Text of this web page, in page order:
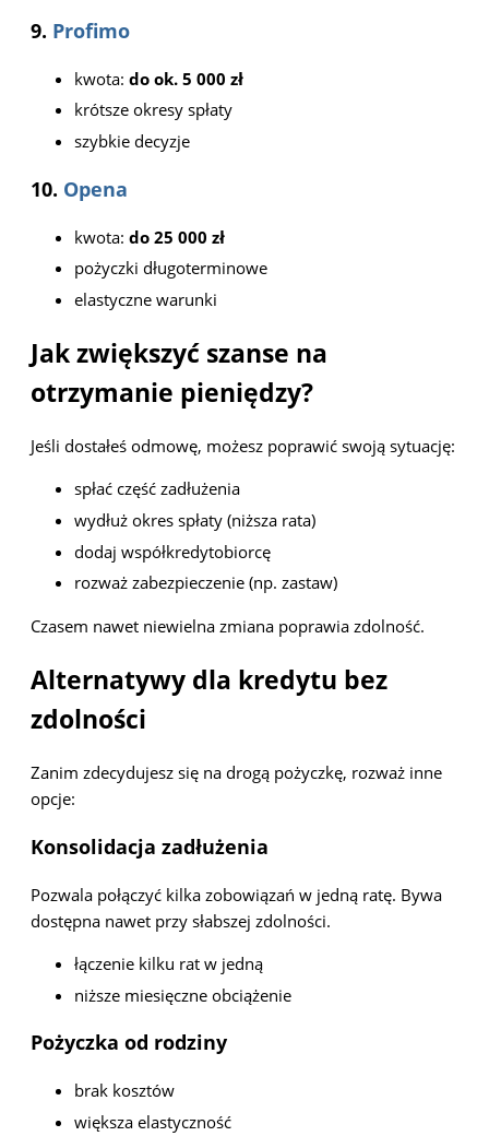
9. Profimo
kwota: do ok. 5 000 zł
krótsze okresy spłaty
szybkie decyzje
10. Opena
kwota: do 25 000 zł
pożyczki długoterminowe
elastyczne warunki
Jak zwiększyć szanse na
otrzymanie pieniędzy?
Jeśli dostałeś odmowę, możesz poprawić swoją sytuację:
spłać część zadłużenia
wydłuż okres spłaty (niższa rata)
dodaj współkredytobiorcę
rozważ zabezpieczenie (np. zastaw)
Czasem nawet niewielna zmiana poprawia zdolność.
Alternatywy dla kredytu bez
zdolności
Zanim zdecydujesz się na drogą pożyczkę, rozważ inne
opcje:
Konsolidacja zadłużenia
Pozwala połączyć kilka zobowiązań w jedną ratę. Bywa
dostępna nawet przy słabszej zdolności.
łączenie kilku rat w jedną
niższe miesięczne obciążenie
Pożyczka od rodziny
brak kosztów
większa elastyczność